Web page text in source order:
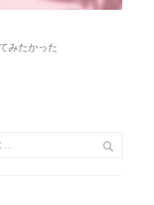
みたかった